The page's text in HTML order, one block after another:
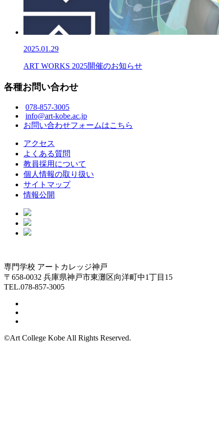
2025.01.29
ART WORKS 2025開催のお知らせ
各種お問い合わせ
078-857-3005
info@art-kobe.ac.jp
お問い合わせフォームはこちら
アクセス
よくある質問
教員採用について
個人情報の取り扱い
サイトマップ
情報公開
専門学校 アートカレッジ神戸
〒658-0032 兵庫県神戸市東灘区向洋町中1丁目15
TEL.078-857-3005
©Art College Kobe All Rights Reserved.